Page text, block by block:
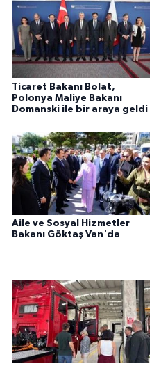
Ticaret Bakanı Bolat,
Polonya Maliye Bakanı
Domanski ile bir araya geldi
Aile ve Sosyal Hizmetler
Bakanı Göktaş Van'da